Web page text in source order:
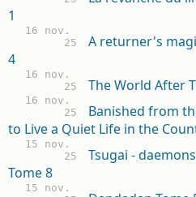
1
16 nov.
25
A returner's
4
16 nov.
25
The World After
16 nov.
25
Banished from
to Live a Quiet Life in the
15 nov.
25
Tsugai -
Tome 8
15 nov.